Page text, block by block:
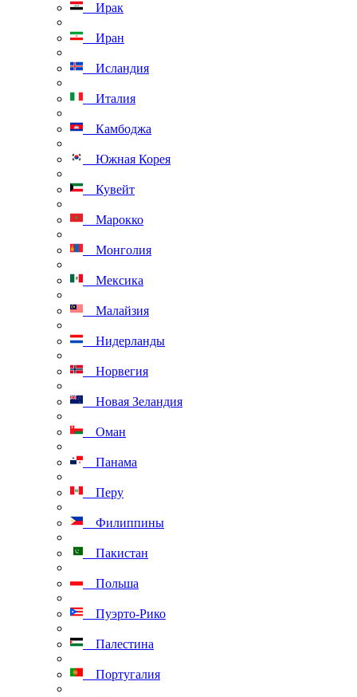
Ирак
Иран
Исландия
Италия
Камбоджа
Южная Корея
Кувейт
Марокко
Монголия
Мексика
Малайзия
Нидерланды
Норвегия
Новая Зеландия
Оман
Панама
Перу
Филиппины
Пакистан
Польша
Пуэрто-Рико
Палестина
Португалия